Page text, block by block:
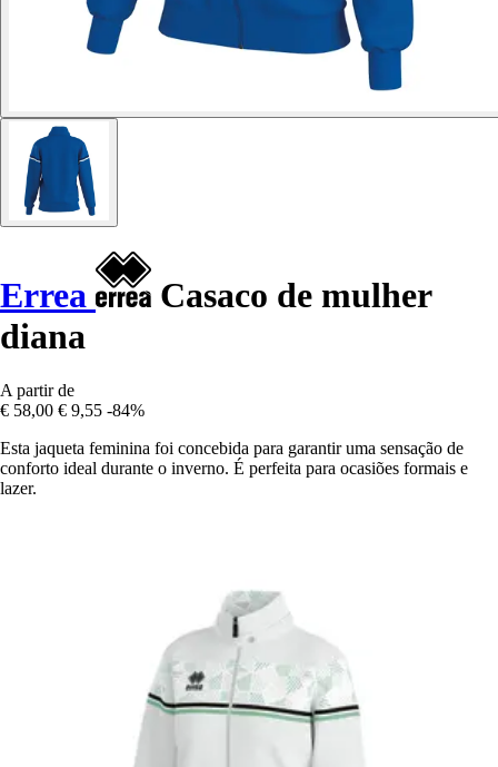
Errea
Casaco de mulher
diana
A partir de
€ 58,00 € 9,55 -84%
Esta jaqueta feminina foi concebida para garantir uma sensação de
conforto ideal durante o inverno. É perfeita para ocasiões formais e
lazer.